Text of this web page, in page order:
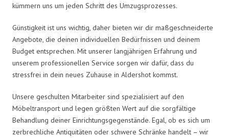
kümmern uns um jeden Schritt des Umzugsprozesses.
Günstigkeit ist uns wichtig, daher bieten wir dir maßgeschneiderte
Angebote, die deinen individuellen Bedürfnissen und deinem
Budget entsprechen. Mit unserer langjährigen Erfahrung und
unserem professionellen Service sorgen wir dafür, dass du
stressfrei in dein neues Zuhause in Aldershot kommst.
Unsere geschulten Mitarbeiter sind spezialisiert auf den
Möbeltransport und legen größten Wert auf die sorgfältige
Behandlung deiner Einrichtungsgegenstände. Egal, ob es sich um
zerbrechliche Antiquitäten oder schwere Schränke handelt – wir